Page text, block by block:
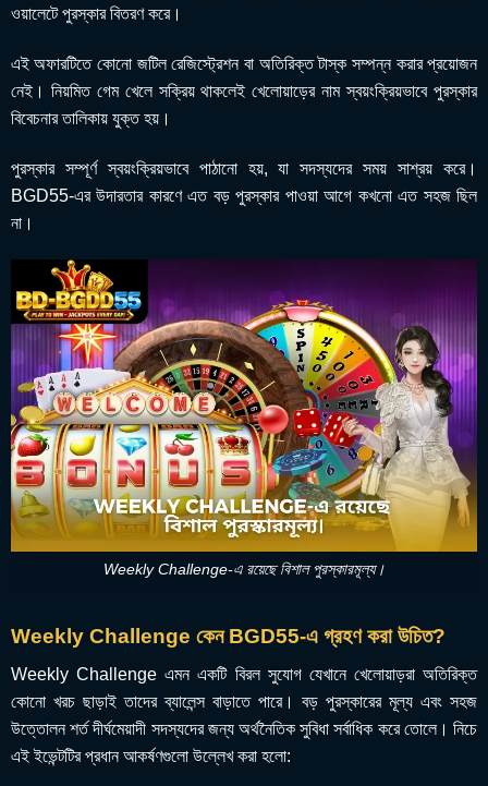
ওয়ালেটে পুরস্কার বিতরণ করে।
এই অফারটিতে কোনো জটিল রেজিস্ট্রেশন বা অতিরিক্ত টাস্ক সম্পন্ন করার প্রয়োজন
নেই। নিয়মিত গেম খেলে সক্রিয় থাকলেই খেলোয়াড়ের নাম স্বয়ংক্রিয়ভাবে পুরস্কার
বিবেচনার তালিকায় যুক্ত হয়।
পুরস্কার সম্পূর্ণ স্বয়ংক্রিয়ভাবে পাঠানো হয়, যা সদস্যদের সময় সাশ্রয় করে।
BGD55-এর উদারতার কারণে এত বড় পুরস্কার পাওয়া আগে কখনো এত সহজ ছিল
না।
Weekly Challenge-এ রয়েছে বিশাল পুরস্কারমূল্য।
Weekly Challenge কেন BGD55-এ গ্রহণ করা উচিত?
Weekly Challenge এমন একটি বিরল সুযোগ যেখানে খেলোয়াড়রা অতিরিক্ত
কোনো খরচ ছাড়াই তাদের ব্যালেন্স বাড়াতে পারে। বড় পুরস্কারের মূল্য এবং সহজ
উত্তোলন শর্ত দীর্ঘমেয়াদী সদস্যদের জন্য অর্থনৈতিক সুবিধা সর্বাধিক করে তোলে। নিচে
এই ইভেন্টটির প্রধান আকর্ষণগুলো উল্লেখ করা হলো: